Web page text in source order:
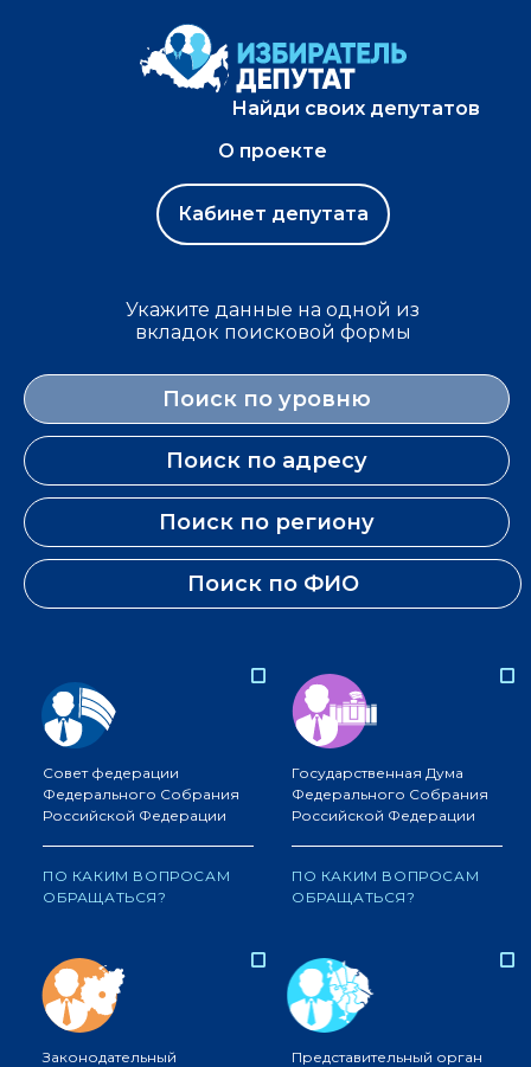
Найди своих депутатов
О проекте
Кабинет депутата
Укажите данные на одной из
вкладок поисковой формы
Поиск по уровню
Поиск по адресу
Поиск по региону
Поиск по ФИО
Совет федерации
Федерального Собрания
Российской Федерации
ПО КАКИМ ВОПРОСАМ
ОБРАЩАТЬСЯ?
Государственная Дума
Федерального Собрания
Российской Федерации
ПО КАКИМ ВОПРОСАМ
ОБРАЩАТЬСЯ?
Законодательный
Представительный орган